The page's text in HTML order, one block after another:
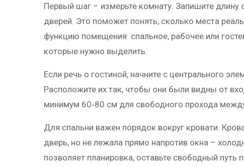
Первый шаг – измерьте комнату. Запишите длину
дверей. Это поможет понять, сколько места
функцию помещения: спальное, рабочее или
которые нужно выделить.
Если речь о гостиной, начните с центрального
Расположите их так, чтобы они были видны от
минимум 60‑80 см для свободного прохода
Для спальни важен порядок вокруг кровати.
дверь, но не лежала прямо напротив окна –
позволяет планировка, оставьте свободный